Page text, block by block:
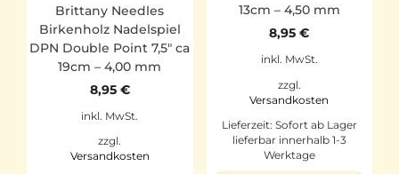
Brittany Needles
Birkenholz Nadelspiel
DPN Double Point 7,5″ ca
19cm – 4,00 mm
8,95 €
inkl. MwSt.
zzgl.
Versandkosten
13cm – 4,50 mm
8,95€
inkl. MwSt.
zzgl.
Versandkosten
Lieferzeit: Sofort ab Lager
lieferbar innerhalb 1-3
Werktage